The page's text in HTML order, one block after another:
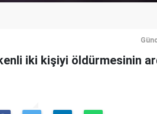
iki kişiyi öldürmesinin